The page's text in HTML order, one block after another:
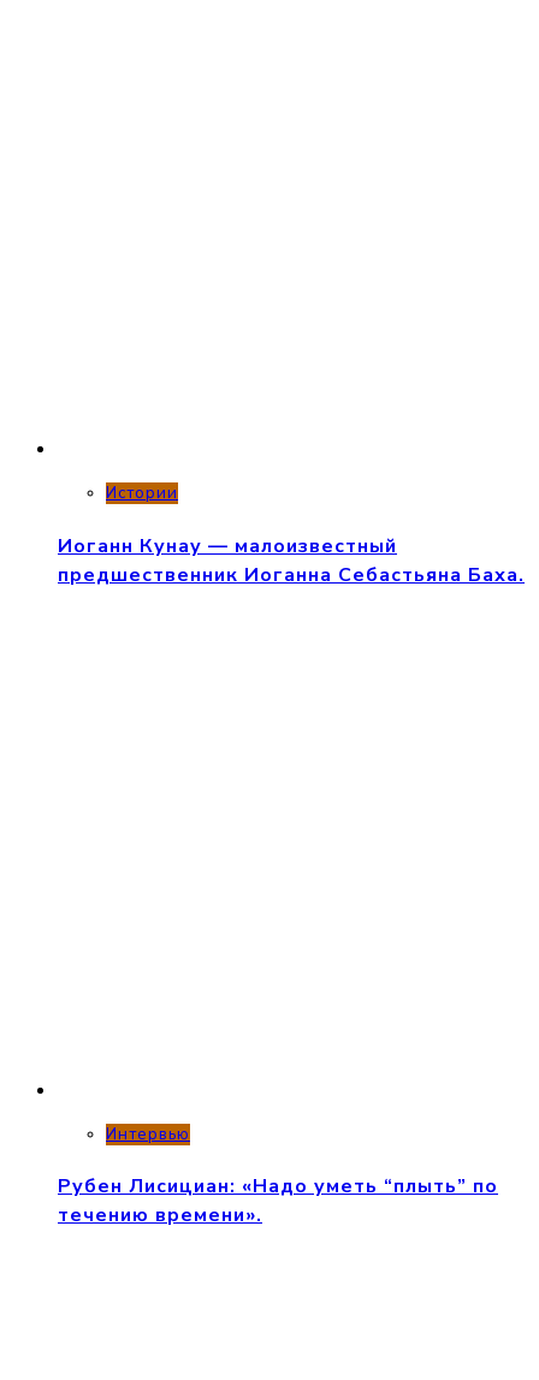
Истории
Иоганн Кунау — малоизвестный
предшественник Иоганна Себастьяна Баха.
Интервью
Рубен Лисициан: «Надо уметь “плыть” по
течению времени».